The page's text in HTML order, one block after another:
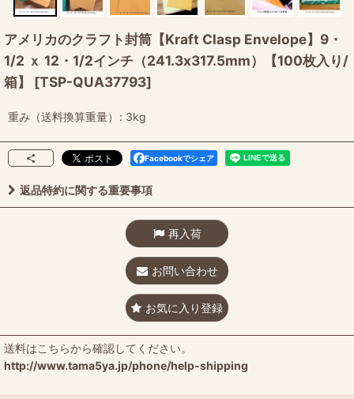
アメリカのクラフト封筒【Kraft Clasp Envelope】9・
1/2 ｘ 12・1/2インチ（241.3x317.5mm）【100枚入り/
箱】
[TSP-QUA37793]
重み（送料換算重量） : 3kg
Facebookでシェア
返品特約に関する重要事項
再入荷
お問い合わせ
お気に入り登録
送料はこちらから確認してください。
http://www.tama5ya.jp/phone/help-shipping